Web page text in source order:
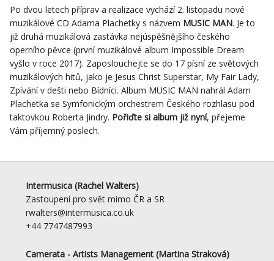
Po dvou letech příprav a realizace vychází 2. listopadu nové
muzikálové CD Adama Plachetky s názvem MUSIC MAN. Je to
již druhá muzikálová zastávka nejúspěšnějšího českého
operního pěvce (první muzikálové album Impossible Dream
vyšlo v roce 2017). Zaposlouchejte se do 17 písní ze světových
muzikálových hitů, jako je Jesus Christ Superstar, My Fair Lady,
Zpívání v dešti nebo Bídníci. Album MUSIC MAN nahrál Adam
Plachetka se Symfonickým orchestrem Českého rozhlasu pod
taktovkou Roberta Jindry. Pořiďte si album již nyní, přejeme
Vám příjemný poslech.
Intermusica(Rachel Walters)
Zastoupení pro svět mimo ČR a SR
rwalters@intermusica.co.uk
+44 7747487993
Camerata - Artists Management(Martina Straková)